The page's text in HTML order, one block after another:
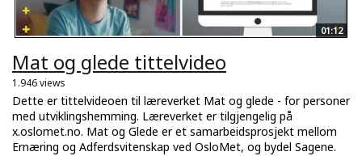
01:12
Mat og glede tittelvideo
1.946 views
Dette er tittelvideoen til læreverket Mat og glede - for personer
med utviklingshemming. Læreverket er tilgjengelig på
x.oslomet.no. Mat og Glede er et samarbeidsprosjekt mellom
Ernæring og Adferdsvitenskap ved OsloMet, og bydel Sagene.